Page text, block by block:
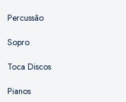
Percussão
Sopro
Toca Discos
Pianos